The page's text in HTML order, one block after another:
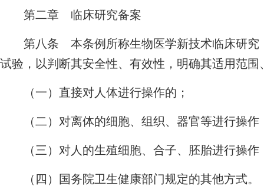
第二章 临床研究备案
第八条 本条例所称生物医学新技术临床研究
试验，以判断其安全性、有效性，明确其适用范
（一）直接对人体进行操作的；
（二）对离体的细胞、组织、器官等进行操作
（三）对人的生殖细胞、合子、胚胎进行操作
（四）国务院卫生健康部门规定的其他方式。